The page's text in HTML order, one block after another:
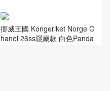
挪威王國 Kongeriket Norge C
hanel 26ss隱藏款 白色Panda